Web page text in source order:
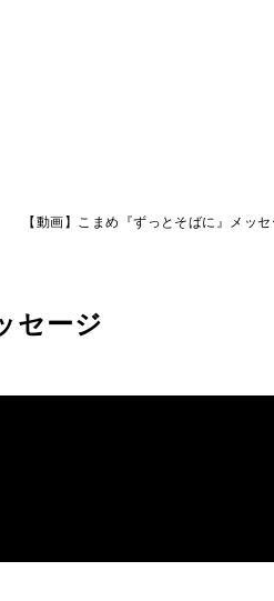
【動画】こまめ『ずっとそばに』メッセ
セージ